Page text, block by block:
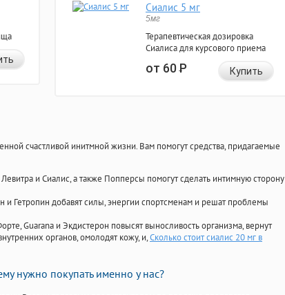
Сиалис 5 мг
5мг
Терапевтическая дозировка
Сиалиса для курсового приема
от 60Р Купить
счастливой инитмной жизни. Вам помогут средства, придагаемые
Левитра и Сиалис, а также Попперсы помогут сделать интимную сторону
и Гетропин добавят силы, энергии спортсменам и решат проблемы
Guarana и Экдистерон повысят выносливость организма, вернут
органов, омолодят кожу, и,Сколько стоит сиалис 20 мг в
нужно покупать именно у нас?